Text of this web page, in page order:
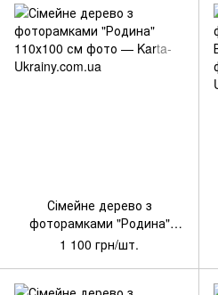
Сімейне дерево з
фоторамками "Родина"
110х100 см
1 100 грн/шт.